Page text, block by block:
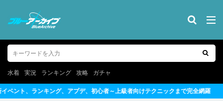
水着 実況 ランキング 攻略 ガチャ
上級者向けテクニックまで完全網羅